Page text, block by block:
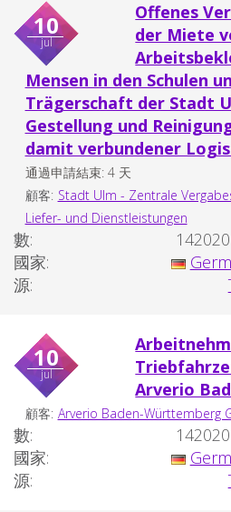
10
jul
Offenes
der Miete
Mensen in den Schulen
Trägerschaft der Stadt
Gestellung und
damit verbundener
通過申請結束: 4 天
顧客: Stadt Ulm - Zentrale
Liefer- und Dienstleistungen
數:
國家:
源:
10
jul
Arverio
顧客: Arverio Baden-Württemberg
數:
國家:
源: